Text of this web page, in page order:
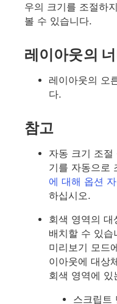
우의 크기를 조절하
볼 수 있습니다.
레이아웃의
레이아웃의 오
다.
참고
자동 크기 조절
기를 자동으로
에 대해 옵션
하십시오.
회색 영역의 대
배치할 수 있습
미리보기 모드
이아웃에 대상
회색 영역에 있
스크립트